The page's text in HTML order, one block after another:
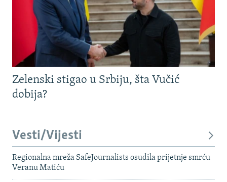
Zelenski stigao u Srbiju, šta Vučić
dobija?
Vesti/Vijesti
Regionalna mreža SafeJournalists osudila prijetnje smrću
Veranu Matiću